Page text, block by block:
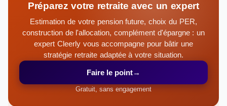
Préparez votre retraite avec un expert
Estimation de votre pension future, choix du PER,
construction de l'allocation, complément d'épargne : un
expert Cleerly vous accompagne pour bâtir une
stratégie retraite adaptée à votre situation.
Faire le point→
Gratuit, sans engagement